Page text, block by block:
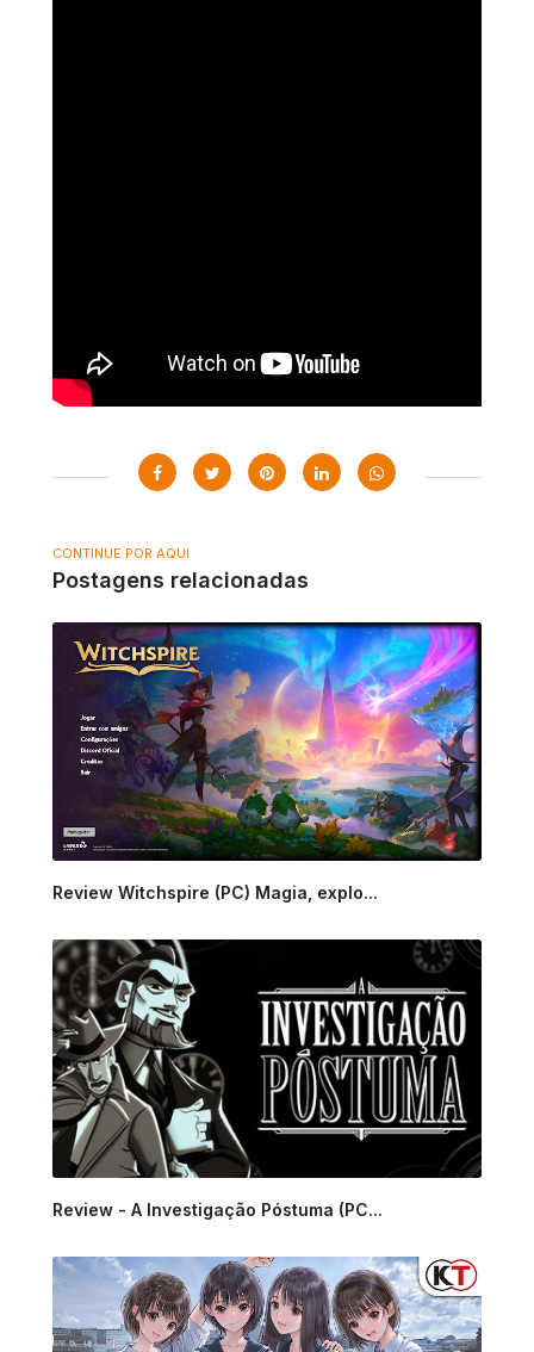
CONTINUE POR AQUI
Postagens relacionadas
Review Witchspire (PC) Magia, explo...
Review - A Investigação Póstuma (PC...